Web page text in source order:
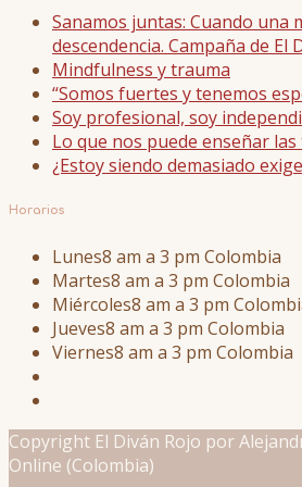
Sanamos juntas: Cuando una
descendencia. Campaña de El
Mindfulness y trauma
“Somos fuertes y tenemos
Soy profesional, soy
Lo que nos puede enseñar las
¿Estoy siendo demasiado
Horarios
Lunes8 am a 3 pm Colombia
Martes8 am a 3 pm Colombia
Miércoles8 am a 3 pm
Jueves8 am a 3 pm Colombia
Viernes8 am a 3 pm Colombia
Copyright El Diván Rojo por
Online (Colombia)